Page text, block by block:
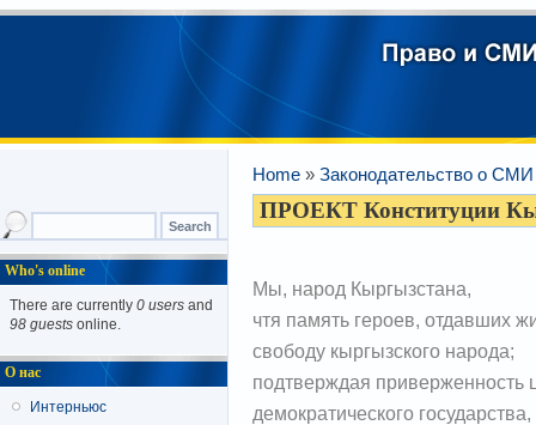
Home » Законодательство о
ПРОЕКТ Конституции
Мы, народ Кыргызстана,
чтя память героев, отдавших
свободу кыргызского народа;
подтверждая приверженность
демократического
Who's online
There are currently 0 users and
98 guests online.
О нас
Интерньюс